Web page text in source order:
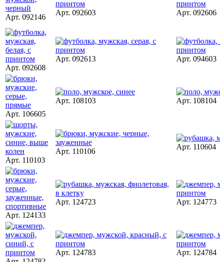
Арт. 092146
Арт. 092603 Арт. 092606
Арт. 092608
Арт. 092613 Арт. 094603
Арт. 106605
Арт. 108103 Арт. 108104
Арт. 110103
Арт. 110106
Арт. 110604
Арт. 124133
Арт. 124723 Арт. 124773
Арт. 124783 Арт. 124784